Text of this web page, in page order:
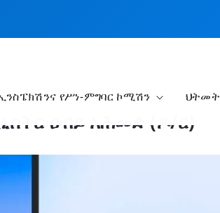
የሥነ-ምግባር ኮሚሽን ህትመት
ዐብይ አሕመድ (ዶ/ር)